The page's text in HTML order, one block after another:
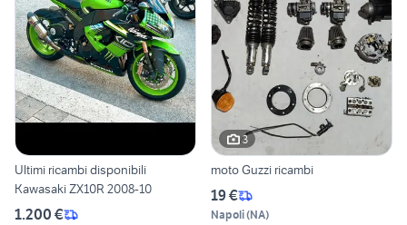
Ultimi ricambi disponibili
Kawasaki ZX10R 2008-10
1.200 €
3
moto Guzzi ricambi
19 €
Napoli(NA)